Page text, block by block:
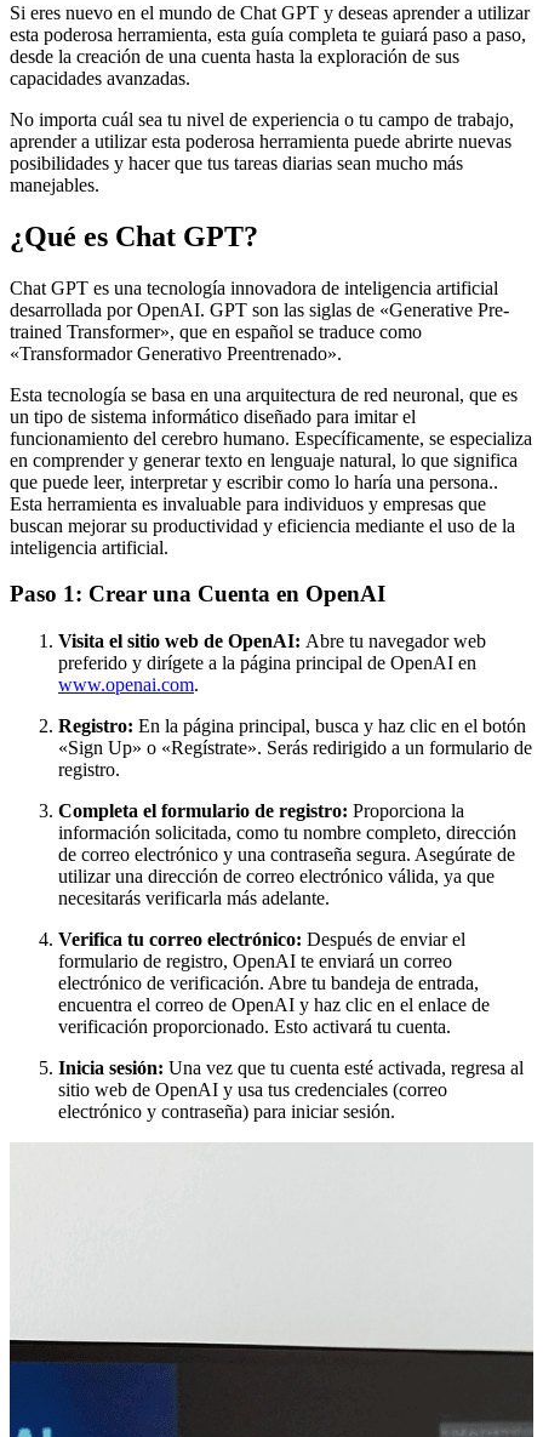
Si eres nuevo en el mundo de Chat GPT y deseas aprender a utilizar
esta poderosa herramienta, esta guía completa te guiará paso a paso,
desde la creación de una cuenta hasta la exploración de sus
capacidades avanzadas.
No importa cuál sea tu nivel de experiencia o tu campo de trabajo,
aprender a utilizar esta poderosa herramienta puede abrirte nuevas
posibilidades y hacer que tus tareas diarias sean mucho más
manejables.
¿Qué es Chat GPT?
Chat GPT es una tecnología innovadora de inteligencia artificial
desarrollada por OpenAI. GPT son las siglas de «Generative Pre-
trained Transformer», que en español se traduce como
«Transformador Generativo Preentrenado».
Esta tecnología se basa en una arquitectura de red neuronal, que es
un tipo de sistema informático diseñado para imitar el
funcionamiento del cerebro humano. Específicamente, se especializa
en comprender y generar texto en lenguaje natural, lo que significa
que puede leer, interpretar y escribir como lo haría una persona..
Esta herramienta es invaluable para individuos y empresas que
buscan mejorar su productividad y eficiencia mediante el uso de la
inteligencia artificial.
Paso 1: Crear una Cuenta en OpenAI
Visita el sitio web de OpenAI: Abre tu navegador web
preferido y dirígete a la página principal de OpenAI en
www.openai.com.
Registro: En la página principal, busca y haz clic en el botón
«Sign Up» o «Regístrate». Serás redirigido a un formulario de
registro.
Completa el formulario de registro: Proporciona la
información solicitada, como tu nombre completo, dirección
de correo electrónico y una contraseña segura. Asegúrate de
utilizar una dirección de correo electrónico válida, ya que
necesitarás verificarla más adelante.
Verifica tu correo electrónico: Después de enviar el
formulario de registro, OpenAI te enviará un correo
electrónico de verificación. Abre tu bandeja de entrada,
encuentra el correo de OpenAI y haz clic en el enlace de
verificación proporcionado. Esto activará tu cuenta.
Inicia sesión: Una vez que tu cuenta esté activada, regresa al
sitio web de OpenAI y usa tus credenciales (correo
electrónico y contraseña) para iniciar sesión.